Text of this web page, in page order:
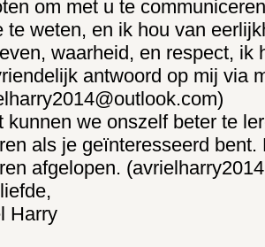
om met u te
te weten, en ik hou van
waarheid, en respect, ik
antwoord op mij via
kunnen we onszelf beter te
als je geïnteresseerd
afgelopen.
Harry